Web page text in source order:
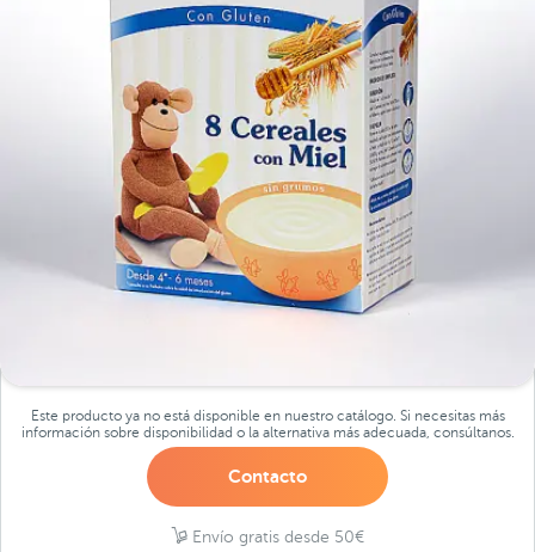
Este producto ya no está disponible en nuestro catálogo. Si necesitas más
información sobre disponibilidad o la alternativa más adecuada, consúltanos.
Contacto
Envío gratis desde 50€